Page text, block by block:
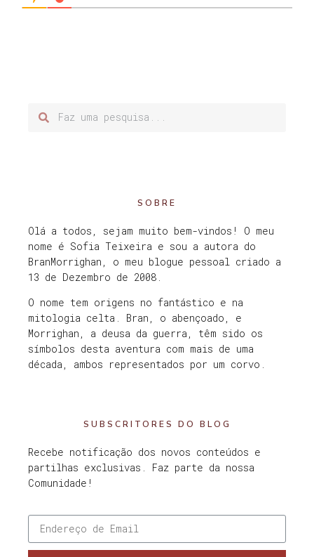
SOBRE
Olá a todos, sejam muito bem-vindos! O meu
nome é Sofia Teixeira e sou a autora do
BranMorrighan, o meu blogue pessoal criado a
13 de Dezembro de 2008.
O nome tem origens no fantástico e na
mitologia celta. Bran, o abençoado, e
Morrighan, a deusa da guerra, têm sido os
símbolos desta aventura com mais de uma
década, ambos representados por um corvo.
SUBSCRITORES DO BLOG
Recebe notificação dos novos conteúdos e
partilhas exclusivas. Faz parte da nossa
Comunidade!